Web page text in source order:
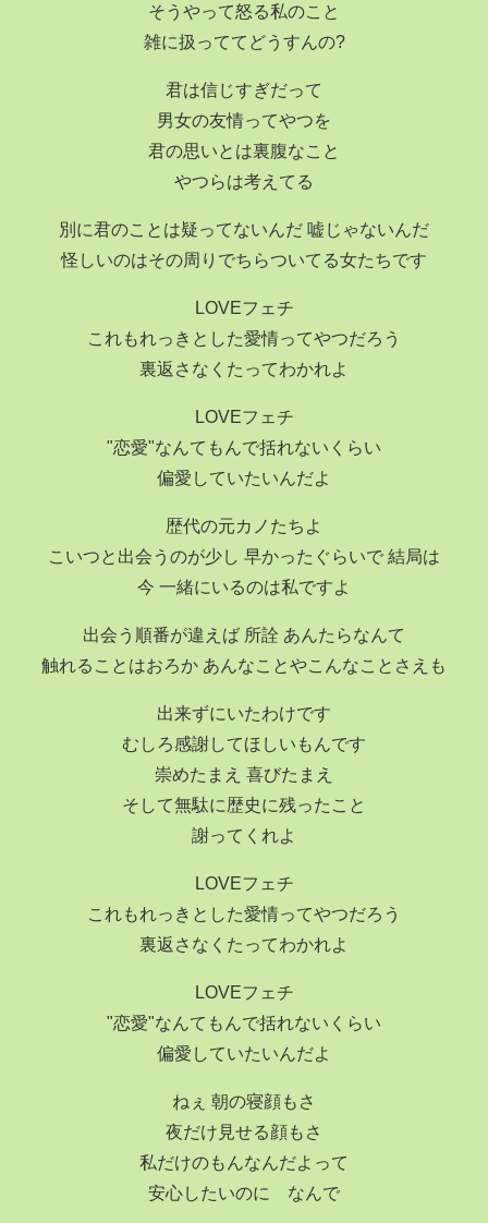
そうやって怒る私のこと
雑に扱っててどうすんの?
君は信じすぎだって
男女の友情ってやつを
君の思いとは裏腹なこと
やつらは考えてる
別に君のことは疑ってないんだ 嘘じゃないんだ
怪しいのはその周りでちらついてる女たちです
LOVEフェチ
これもれっきとした愛情ってやつだろう
裏返さなくたってわかれよ
LOVEフェチ
"恋愛"なんてもんで括れないくらい
偏愛していたいんだよ
歴代の元カノたちよ
こいつと出会うのが少し 早かったぐらいで 結局は
今 一緒にいるのは私ですよ
出会う順番が違えば 所詮 あんたらなんて
触れることはおろか あんなことやこんなことさえも
出来ずにいたわけです
むしろ感謝してほしいもんです
崇めたまえ 喜びたまえ
そして無駄に歴史に残ったこと
謝ってくれよ
LOVEフェチ
これもれっきとした愛情ってやつだろう
裏返さなくたってわかれよ
LOVEフェチ
"恋愛"なんてもんで括れないくらい
偏愛していたいんだよ
ねぇ 朝の寝顔もさ
夜だけ見せる顔もさ
私だけのもんなんだよって
安心したいのに なんで